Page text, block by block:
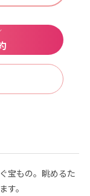
宝もの。眺めるた
す。